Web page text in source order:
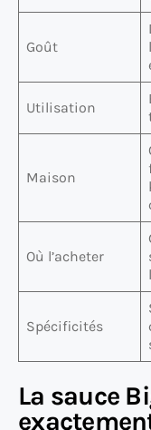
Goût
Utilisation
Maison
Où l’acheter
Spécificités
La sauce